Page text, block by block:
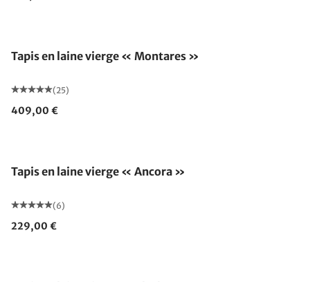
Tapis en laine vierge « Montares »
(25)
409,00 €
Tapis en laine vierge « Ancora »
(6)
229,00 €